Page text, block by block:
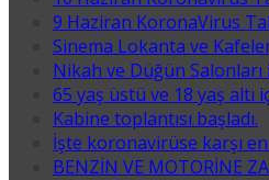
9 Haziran KoronaVirus
Sinema Lokanta ve
Nikah ve Düğün Salonları
65 yaş üstü ve 18 yaş altı
Kabine toplantısı başladı.
İşte koronavirüse karşı
BENZİN VE MOTORİNE